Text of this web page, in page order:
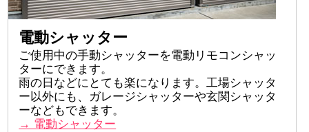
電動シャッター
ご使用中の手動シャッターを電動リモコンシャッ
ターにできます。
雨の日などにとても楽になります。工場シャッタ
ー以外にも、ガレージシャッターや玄関シャッタ
ーなどもできます。
→ 電動シャッター